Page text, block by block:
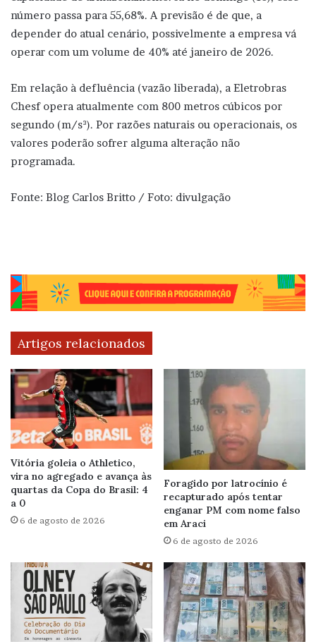
número passa para 55,68%. A previsão é de que, a
depender do atual cenário, possivelmente a empresa vá
operar com um volume de 40% até janeiro de 2026.
Em relação à defluência (vazão liberada), a Eletrobras
Chesf opera atualmente com 800 metros cúbicos por
segundo (m/s³). Por razões naturais ou operacionais, os
valores poderão sofrer alguma alteração não
programada.
Fonte: Blog Carlos Britto / Foto: divulgação
Artigos relacionados
Vitória goleia o Athletico,
vira no agregado e avança às
quartas da Copa do Brasil: 4
a 0
6 de agosto de 2026
Foragido por latrocínio é
recapturado após tentar
enganar PM com nome falso
em Araci
6 de agosto de 2026